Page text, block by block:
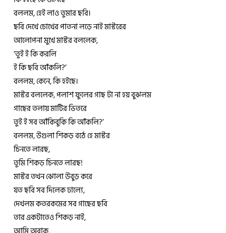
বললম, হেই লাও তুমার ছবি।
ছবি দেখে চোখের পাতনা লড়ে নাই মাস্টরের
আলোপনা মুখে মাস্টর বললেক,
‘তুই ই কি করলি
ই কি ছবি আঁকলি?’
বললম, কেনে, কি হইছে।
মাস্টর বললেক, পলাশ ফুলের গাছ টা না হয় বুঝলম
গাছের তলায় মাটির ভিতরে
তুই ই সব আঁকিবুকি কি আঁকলি?’
বললম, উগুলা শিকড় বঠে হে মাস্টর
চিনতে লারছ,
তুমি শিকড় চিনতে লারছ!
মাস্টর তখন ঝোলা উবুড় করে
যত ছবি সব দিলেক ঢাল্যে,
দেখলম কতরকমের সব গাছের ছবি
তার একটাতেও শিকড় নাই,